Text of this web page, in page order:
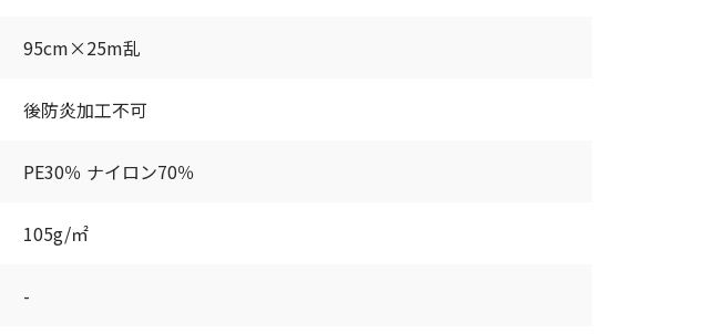
95cm×25m乱
後防炎加工不可
PE30％ ナイロン70％
105g/㎡
-